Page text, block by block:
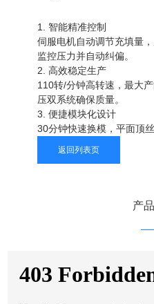
1. 智能精准控制
伺服电机自动调节充填量
监控压力并自动纠偏。
2. 高效稳定生产
110转/分钟高转速，最大
压双系统确保质量。
3. 便捷模块化设计
30分钟快速换模，平面顶
返回列表页
产